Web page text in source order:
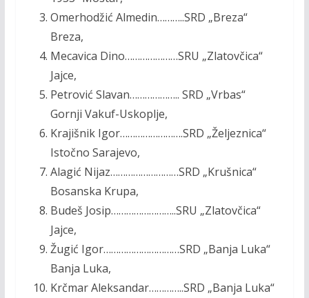
Omerhodžić Almedin………..SRD „Breza“
Breza,
Mecavica Dino…………………SRU „Zlatovčica“
Jajce,
Petrović Slavan……………….. SRD „Vrbas“
Gornji Vakuf-Uskoplje,
Krajišnik Igor…………………….SRD „Željeznica“
Istočno Sarajevo,
Alagić Nijaz………………………SRD „Krušnica“
Bosanska Krupa,
Budeš Josip……………………..SRU „Zlatovčica“
Jajce,
Žugić Igor…………………………SRD „Banja Luka“
Banja Luka,
Krčmar Aleksandar…………..SRD „Banja Luka“